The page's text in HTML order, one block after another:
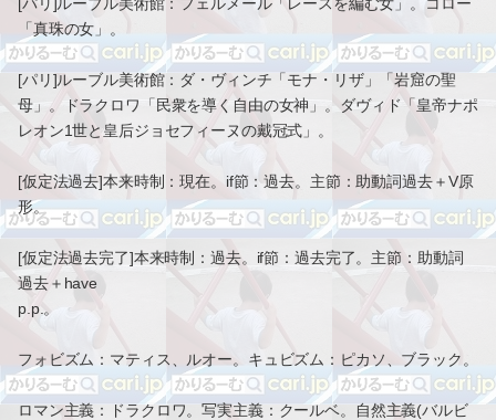
「真珠の女」。
[パリ]ルーブル美術館：ダ・ヴィンチ「モナ・リザ」「岩窟の聖
母」。ドラクロワ「民衆を導く自由の女神」。ダヴィド「皇帝ナポ
レオン1世と皇后ジョセフィーヌの戴冠式」。
[仮定法過去]本来時制：現在。if節：過去。主節：助動詞過去＋V原
形。
[仮定法過去完了]本来時制：過去。if節：過去完了。主節：助動詞
過去＋have
p.p.。
フォビズム：マティス、ルオー。キュビズム：ピカソ、ブラック。
ロマン主義：ドラクロワ。写実主義：クールベ。自然主義(バルビ